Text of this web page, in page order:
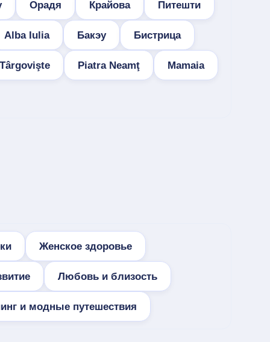
Орадя Крайова Питешти
Alba Iulia Бакэу Бистрица
Târgovişte Piatra Neamţ Mamaia
Женское здоровье
Любовь и близость
и модные путешествия